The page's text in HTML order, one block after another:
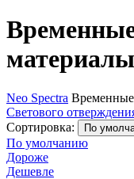
материалы
Neo Spectra Временные
Светового
Сортировка:
По
По умолчанию
Дороже
Дешевле